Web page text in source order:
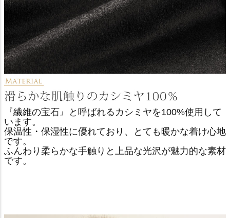
『繊維の宝石』と呼ばれるカシミヤを100%使用して
います。
保温性・保湿性に優れており、とても暖かな着け心地
です。
ふんわり柔らかな手触りと上品な光沢が魅力的な素材
です。